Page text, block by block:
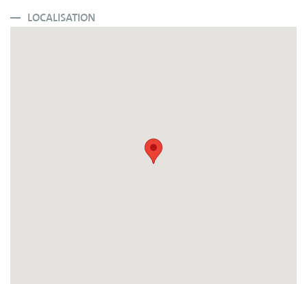
LOCALISATION